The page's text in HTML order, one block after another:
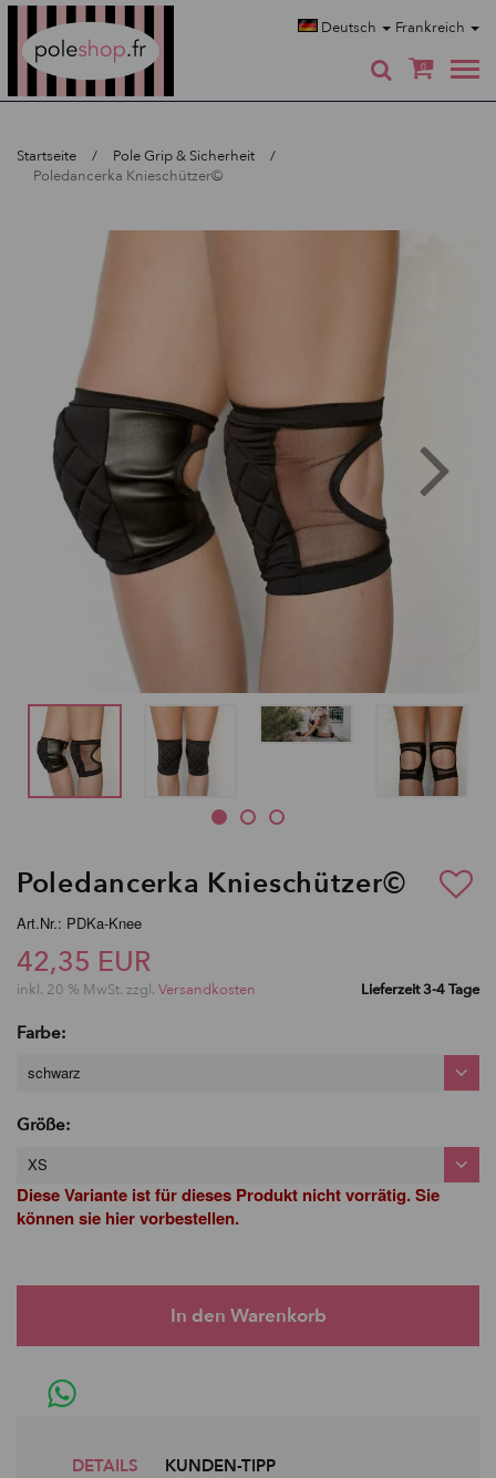
Deutsch Frankreich
0
Startseite
Pole Grip & Sicherheit
Poledancerka Knieschützer©
Poledancerka Knieschützer©
Art.Nr.: PDKa-Knee
42,35 EUR
inkl. 20 % MwSt. zzgl. Versandkosten Lieferzeit 3-4 Tage
Farbe:
schwarz
Größe:
XS
Diese Variante ist für dieses Produkt nicht vorrätig. Sie
können sie hier vorbestellen.
DETAILS
KUNDEN-TIPP